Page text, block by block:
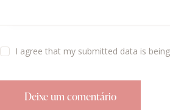
I agree that my submitted data is being